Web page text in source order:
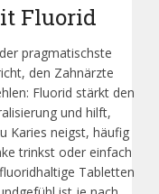
Fluorid
pragmatischste
den Zahnärzte
Fluorid stärkt den
und hilft,
Karies neigst, häufig
trinkst oder einfach
Tabletten